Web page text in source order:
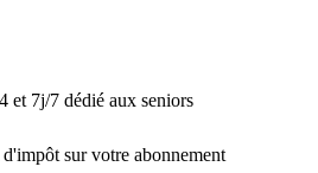
et 7j/7 dédié aux seniors
sur votre abonnement